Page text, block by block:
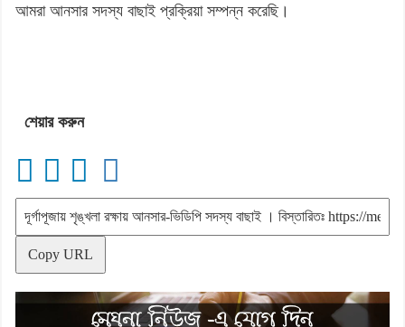
আমরা আনসার সদস্য বাছাই প্রক্রিয়া সম্পন্ন করেছি।
শেয়ার করুন
Copy URL